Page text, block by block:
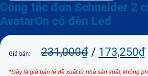
Công tắc đơn Schneider 2
AvatarOn có đèn Led
Giá bán: 231,000₫ / 173,250₫
*Đây là giá bán lẻ đề xuất từ nhà sản xuất, không